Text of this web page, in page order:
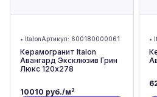
• ItalonАртикул: 600180000061
Керамогранит Italon
Авангард Эксклюзив Грин
Люкс 120x278
10010 руб./м2
•